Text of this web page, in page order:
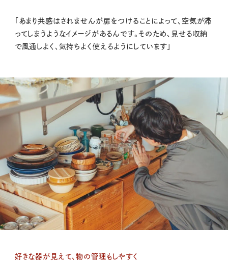
「あまり共感はされませんが扉をつけることによって、空気が滞
ってしまうようなイメージがあるんです。そのため、見せる収納
で風通しよく、気持ちよく使えるようにしています」
好きな器が見えて、物の管理もしやすく